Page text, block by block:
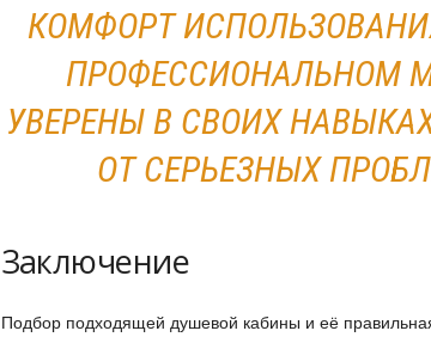
КОМФОРТ
ПРОФЕССИОНАЛЬНОМ
УВЕРЕНЫ В СВОИХ
ОТ СЕРЬЕЗНЫХ
Заключение
Подбор подходящей душевой кабины и её